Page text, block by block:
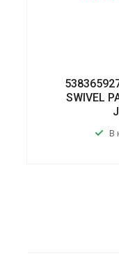
SWIVEL
В